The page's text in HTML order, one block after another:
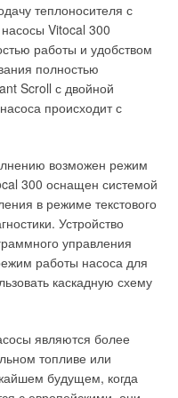
теплоносителя с
Vitocal 300
работы и удобством
полностью
Scroll с двойной
происходит с
возможен режим
300 оснащен системой
в режиме текстового
Устройство
управления
работы насоса для
каскадную схему
являются более
топливе или
будущем, когда
является и
узелFAR(код 1420).
по схеме Б. Движение
при этом никаких
этих случаях с
его
которого
сведения о
узлами отсутствуют.
с однотрубными узлами
значения
недостаточно точны
В данной работе
3), являющегося
код 1455. Расход
отопление
эффективное и
сравнению с
жилья.
часть
преимущества
Barbi — впервые